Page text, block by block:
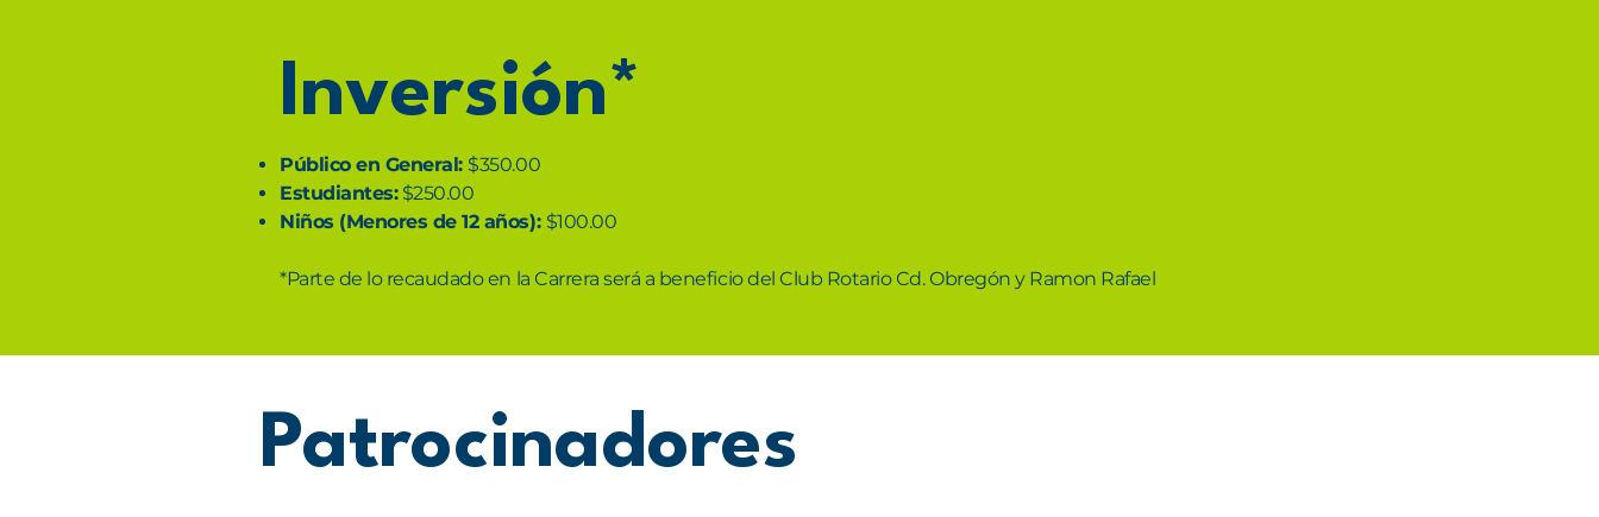
Inversión*
Público en General: $350.00
Estudiantes:$250.00
Niños (Menores de 12 años): $100.00
*Parte de lo recaudado en la Carrera será a beneficio del Club Rotario Cd. Obregón y Ramon Rafael
Patrocinadores